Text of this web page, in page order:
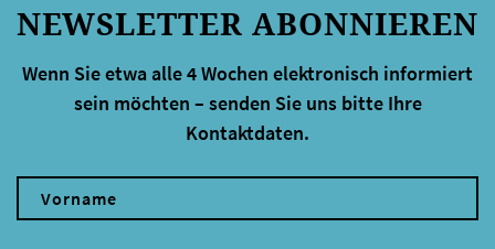
NEWSLETTER ABONNIEREN
Wenn Sie etwa alle 4 Wochen elektronisch informiert
sein möchten – senden Sie uns bitte Ihre
Kontaktdaten.